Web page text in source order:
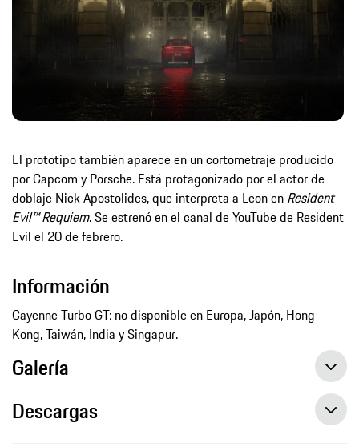
El prototipo también aparece en un cortometraje producido
por Capcom y Porsche. Está protagonizado por el actor de
doblaje Nick Apostolides, que interpreta a Leon en Resident
Evil™ Requiem. Se estrenó en el canal de YouTube de Resident
Evil el 20 de febrero.
Información
Cayenne Turbo GT: no disponible en Europa, Japón, Hong
Kong, Taiwán, India y Singapur.
Galería
Descargas